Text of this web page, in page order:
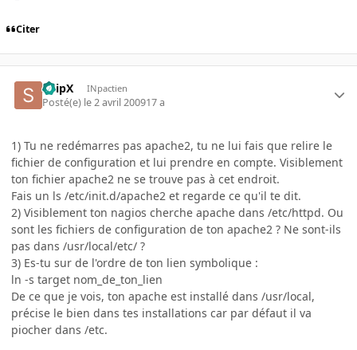
Citer
SnipX INpactien
Posté(e) le 2 avril 200917 a
1) Tu ne redémarres pas apache2, tu ne lui fais que relire le
fichier de configuration et lui prendre en compte. Visiblement
ton fichier apache2 ne se trouve pas à cet endroit.
Fais un ls /etc/init.d/apache2 et regarde ce qu'il te dit.
2) Visiblement ton nagios cherche apache dans /etc/httpd. Ou
sont les fichiers de configuration de ton apache2 ? Ne sont-ils
pas dans /usr/local/etc/ ?
3) Es-tu sur de l'ordre de ton lien symbolique :
ln -s target nom_de_ton_lien
De ce que je vois, ton apache est installé dans /usr/local,
précise le bien dans tes installations car par défaut il va
piocher dans /etc.